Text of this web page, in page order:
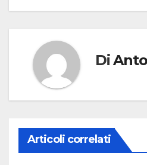
Di
Articoli correlati